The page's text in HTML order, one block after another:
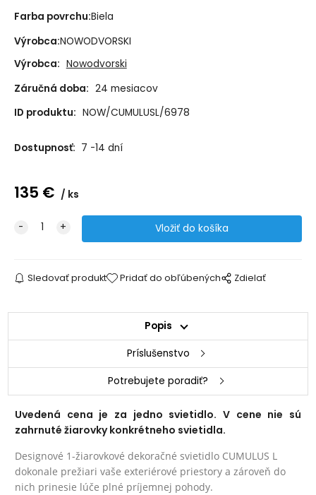
Farba povrchu:Biela
Výrobca:NOWODVORSKI
Výrobca: Nowodvorski
Záručná doba: 24 mesiacov
ID produktu: NOW/CUMULUSL/6978
Dostupnosť: 7 -14 dní
135 € ks
Sledovať produkt Pridať do obľúbených Zdielať
Popis
Príslušenstvo
Potrebujete poradiť?
Uvedená cena je za jedno svietidlo. V cene nie sú
zahrnuté žiarovky konkrétneho svietidla.
Designové 1-žiarovkové dekoračné svietidlo CUMULUS L
dokonale prežiari vaše exteriérové priestory a zároveň do
nich prinesie lúče plné príjemnej pohody.